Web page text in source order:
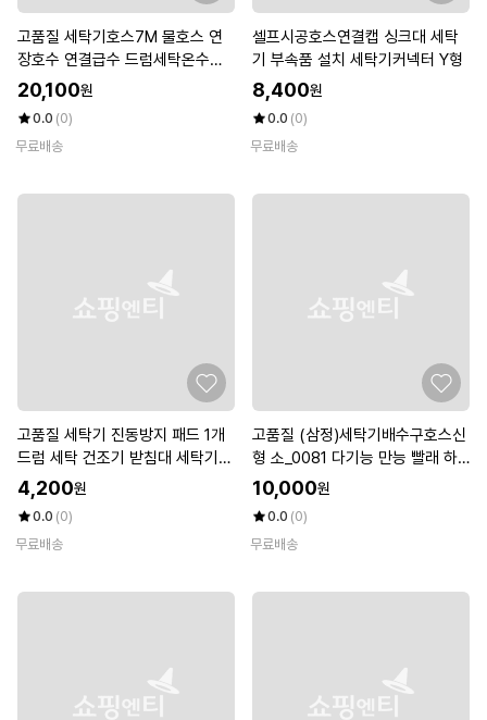
고품질 세탁기호스7M 물호스 연
장호수 연결급수 드럼세탁온수
(WED73B4)
20,100원
0.0 (0)
무료배송
셀프시공호스연결캡 싱크대 세탁
기 부속품 설치 세탁기커넥터 Y형
8,400원
0.0 (0)
무료배송
고품질 세탁기 진동방지 패드 1개
드럼 세탁 건조기 받침대 세탁기수
평 (WEA9C2B)
4,200원
0.0 (0)
무료배송
고품질 (삼정)세탁기배수구호스신
형 소_0081 다기능 만능 빨래 하
의 (WFFMKEC)
10,000원
0.0 (0)
무료배송